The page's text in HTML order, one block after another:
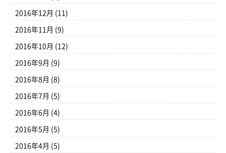
2016年12月 (11)
2016年11月 (9)
2016年10月 (12)
2016年9月 (9)
2016年8月 (8)
2016年7月 (5)
2016年6月 (4)
2016年5月 (5)
2016年4月 (5)